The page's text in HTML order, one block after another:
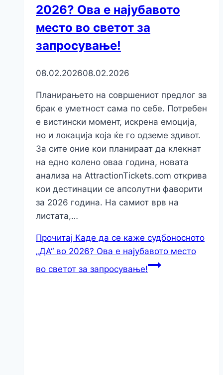
2026? Ова е најубавото
место во светот за
запросување!
08.02.202608.02.2026
Планирањето на совршениот предлог за
брак е уметност сама по себе. Потребен
е вистински момент, искрена емоција,
но и локација која ќе го одземе здивот.
За сите оние кои планираат да клекнат
на едно колено оваа година, новата
анализа на AttractionTickets.com открива
кои дестинации се апсолутни фаворити
за 2026 година. На самиот врв на
листата,…
Прочитај Каде да се каже судбоносното
„ДА“ во 2026? Ова е најубавото место
во светот за запросување!